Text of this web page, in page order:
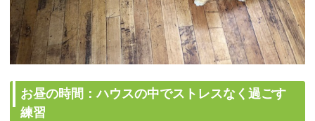
お昼の時間：ハウスの中でストレスなく過ごす
練習